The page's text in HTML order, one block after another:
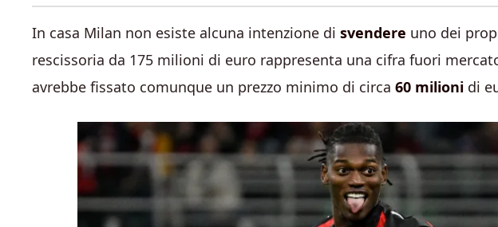
In casa Milan non esiste alcuna intenzione di svendere uno dei
rescissoria da 175 milioni di euro rappresenta una cifra fuori
avrebbe fissato comunque un prezzo minimo di circa 60 milioni di